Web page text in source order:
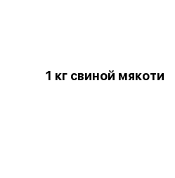
1 кг свиной мякоти